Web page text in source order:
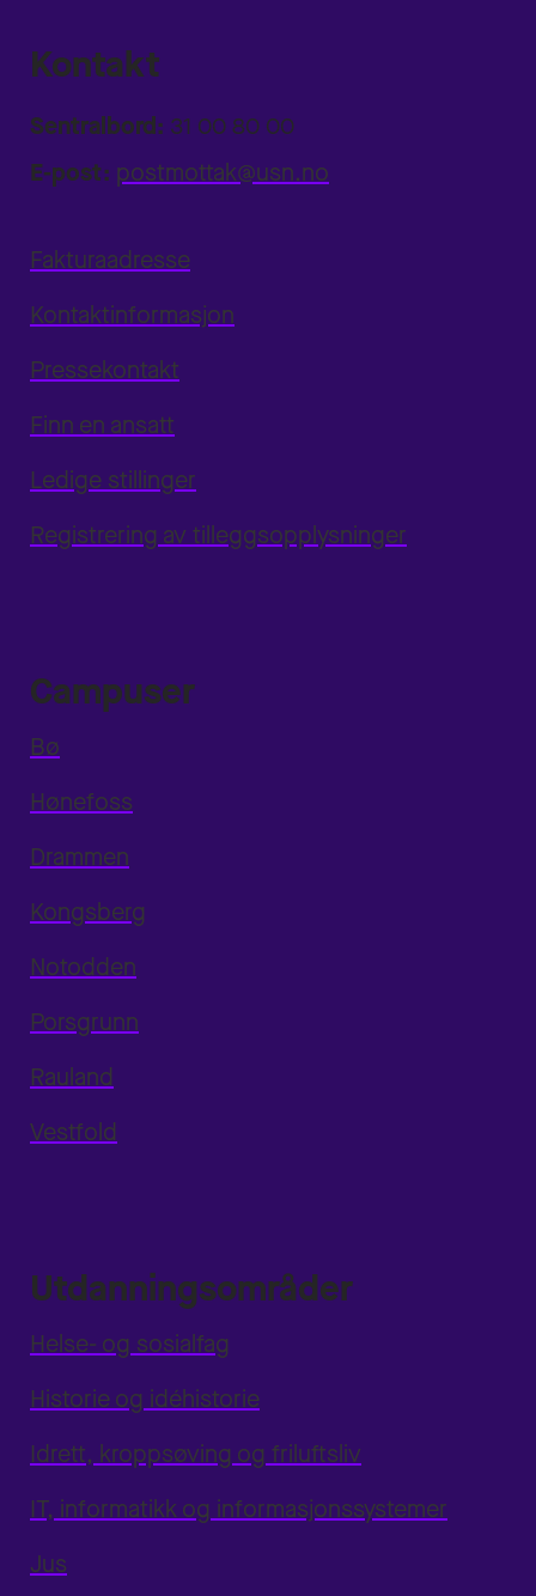
Kontakt
Sentralbord: 31 00 80 00
E-post: postmottak@usn.no
Fakturaadresse
Kontaktinformasjon
Pressekontakt
Finn en ansatt
Ledige stillinger
Registrering av tilleggsopplysninger
Campuser
Bø
Hønefoss
Drammen
Kongsberg
Notodden
Porsgrunn
Rauland
Vestfold
Utdanningsområder
Helse- og sosialfag
Historie og idéhistorie
Idrett, kroppsøving og friluftsliv
IT, informatikk og informasjonssystemer
Jus